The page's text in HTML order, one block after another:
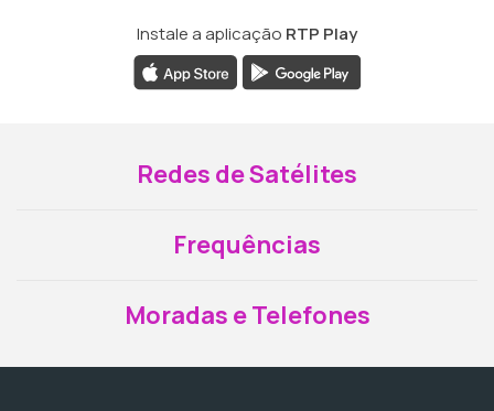
Instale a aplicação RTP Play
Redes de Satélites
Frequências
Moradas e Telefones